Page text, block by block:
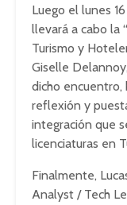
Luego el lunes
llevará a cabo la
Turismo y
Giselle
dicho encuentro,
reflexión y
integración que
licenciaturas en
Finalmente,
Analyst / Tech